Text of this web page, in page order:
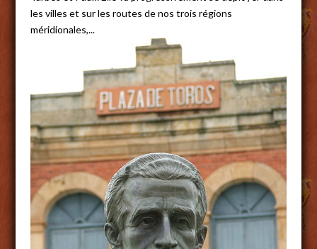
les villes et sur les routes de nos trois régions
méridionales,...